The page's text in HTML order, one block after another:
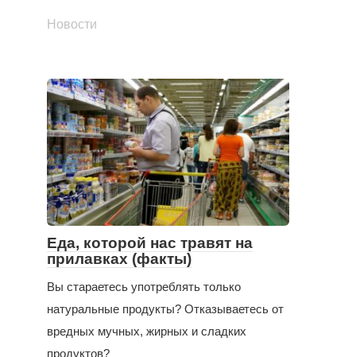
Новости
Еда, которой нас травят на
прилавках (факты)
Вы стараетесь употреблять только
натуральные продукты? Отказываетесь от
вредных мучных, жирных и сладких
продуктов?